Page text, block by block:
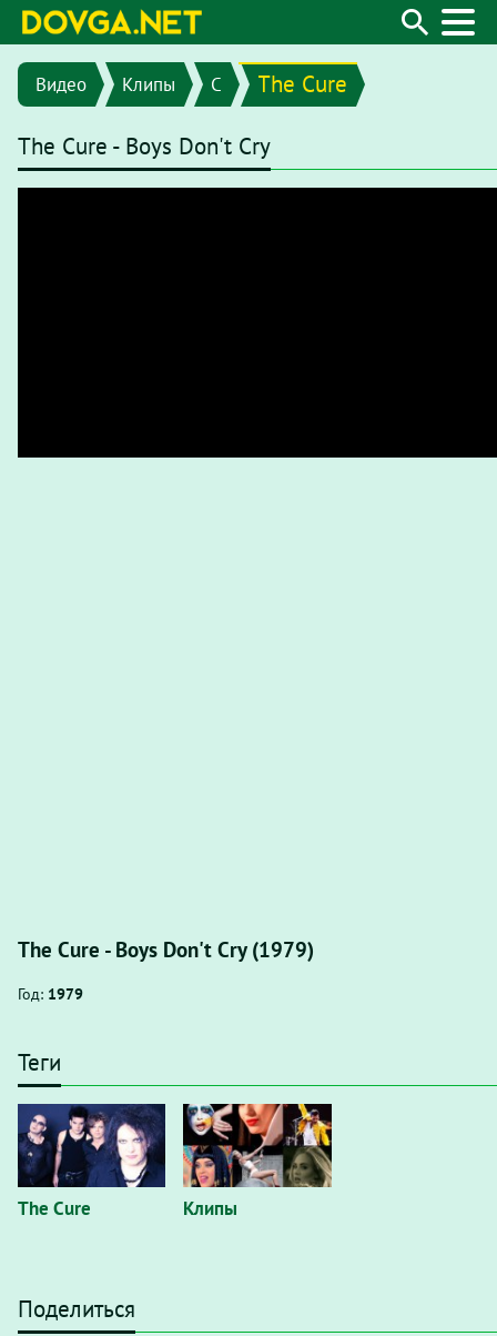
Видео Клипы C The Cure
The Cure - Boys Don't Cry
The Cure - Boys Don't Cry (1979)
Год: 1979
Теги
The Cure Клипы
Поделиться